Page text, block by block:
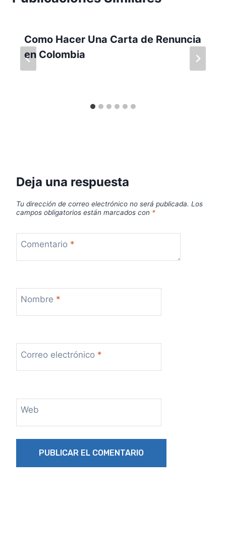
Como Hacer Una Carta de Renuncia
en Colombia
Deja una respuesta
Tu dirección de correo electrónico no será publicada. Los
campos obligatorios están marcados con *
Comentario *
Nombre *
Correo electrónico *
Web